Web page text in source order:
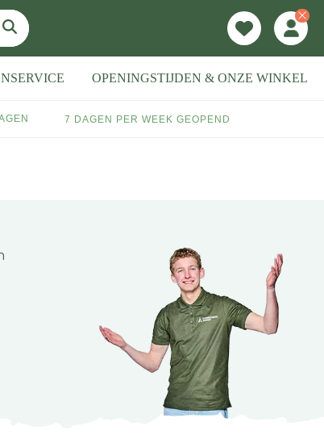
OPENINGSTIJDEN & ONZE WINKEL
7 DAGEN PER WEEK GEOPEND